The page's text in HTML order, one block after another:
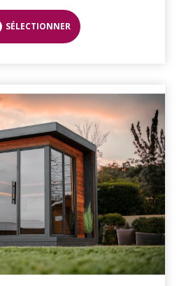
SÉLECTIONNER